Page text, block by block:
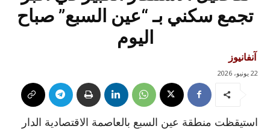
تجمع سكني بـ “عين السبع” صباح
اليوم
آنفانيوز
22 يونيو، 2026
استيقظت منطقة عين السبع بالعاصمة الاقتصادية الدار